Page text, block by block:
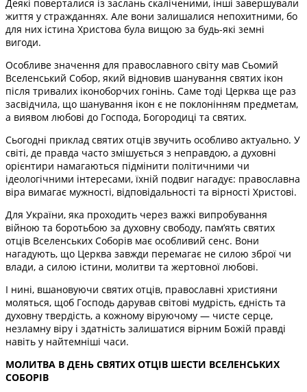
Деякі поверталися із заслань скаліченими, інші завершували
життя у стражданнях. Але вони залишалися непохитними, бо
для них істина Христова була вищою за будь-які земні
вигоди.
Особливе значення для православного світу мав Сьомий
Вселенський Собор, який відновив шанування святих ікон
після тривалих іконоборчих гонінь. Саме тоді Церква ще раз
засвідчила, що шанування ікон є не поклонінням предметам,
а виявом любові до Господа, Богородиці та святих.
Сьогодні приклад святих отців звучить особливо актуально. У
світі, де правда часто змішується з неправдою, а духовні
орієнтири намагаються підмінити політичними чи
ідеологічними інтересами, їхній подвиг нагадує: православна
віра вимагає мужності, відповідальності та вірності Христові.
Для України, яка проходить через важкі випробування
війною та боротьбою за духовну свободу, пам’ять святих
отців Вселенських Соборів має особливий сенс. Вони
нагадують, що Церква завжди перемагає не силою зброї чи
влади, а силою істини, молитви та жертовної любові.
І нині, вшановуючи святих отців, православні християни
моляться, щоб Господь дарував світові мудрість, єдність та
духовну твердість, а кожному віруючому — чисте серце,
незламну віру і здатність залишатися вірним Божій правді
навіть у найтемніші часи.
МОЛИТВА В ДЕНЬ СВЯТИХ ОТЦІВ ШЕСТИ ВСЕЛЕНСЬКИХ
СОБОРІВ